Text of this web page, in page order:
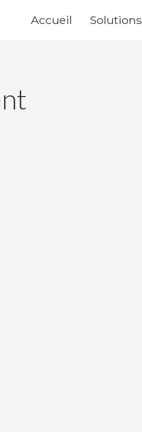
Accueil Solutions